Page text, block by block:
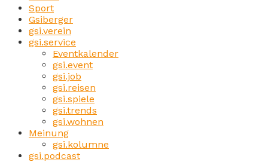
Sport
Gsiberger
gsi.verein
gsi.service
Eventkalender
gsi.event
gsi.job
gsi.reisen
gsi.spiele
gsi.trends
gsi.wohnen
Meinung
gsi.kolumne
gsi.podcast